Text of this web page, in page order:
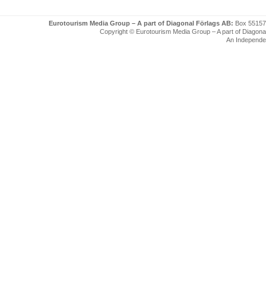
Eurotourism Media Group – A part of Diagonal Förlags AB: Box
Copyright © Eurotourism Media Group – A part of
An